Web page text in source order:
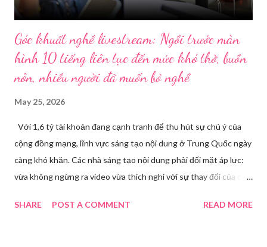
Góc khuất nghề livestream: Ngồi trước màn
hình 10 tiếng liên tục đến mức khó thở, buồn
nôn, nhiều người đã muốn bỏ nghề
May 25, 2026
Với 1,6 tỷ tài khoản đang cạnh tranh để thu hút sự chú ý của
cộng đồng mạng, lĩnh vực sáng tạo nội dung ở Trung Quốc ngày
càng khó khăn. Các nhà sáng tạo nội dung phải đối mặt áp lực:
vừa không ngừng ra video vừa thích nghi với sự thay đổi của các
Huawei tại Hội nghị Di động Thế giới tại Thượng Hải năm 2021.
SHARE POST A COMMENT READ MORE